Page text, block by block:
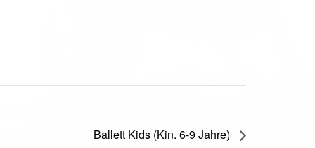
Ballett Kids (Kin. 6-9 Jahre)